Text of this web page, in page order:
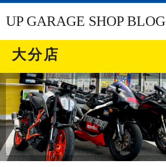
UP GARAGE SHOP BLOG
大分店